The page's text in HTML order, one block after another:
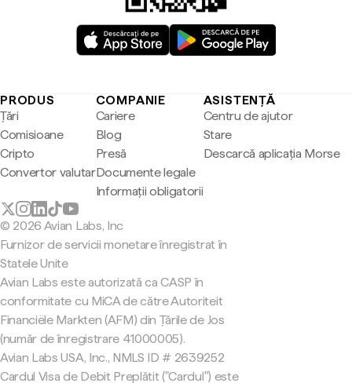
PRODUS
Țări
Comisioane
Cripto
Convertor valutar
COMPANIE
Cariere
Blog
Presă
Documente legale
Informații obligatorii
ASISTENȚĂ
Centru de ajutor
Stare
Descarcă aplicația Morse
© 2026 Avian Labs, Inc
Furnizor de servicii monetare înregistrat în
Statele Unite
Avian Labs este autorizată ca CASP în
conformitate cu MiCA de către Autoriteit
Financiële Markten (AFM) din Țările de Jos
(număr de înregistrare 41000005).
Avian Labs USA, Inc., NMLS ID # 2639252
Cardul Visa de Debit Preplătit ("Cardul") este